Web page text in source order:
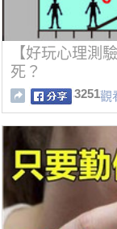
【好玩心理測
死？
3251觀